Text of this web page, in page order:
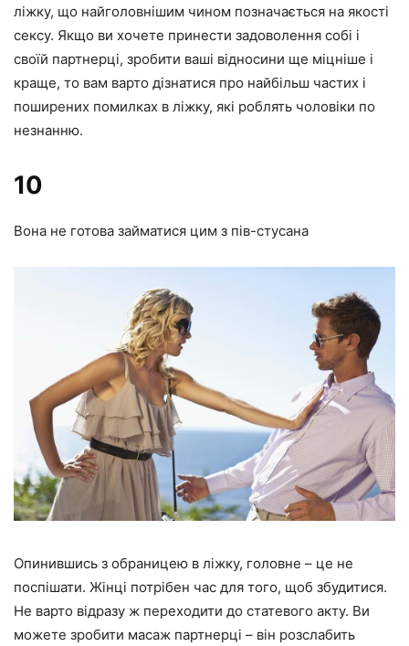
ліжку, що найголовнішим чином позначається на якості
сексу. Якщо ви хочете принести задоволення собі і
своїй партнерці, зробити ваші відносини ще міцніше і
краще, то вам варто дізнатися про найбільш частих і
поширених помилках в ліжку, які роблять чоловіки по
незнанню.
10
Вона не готова займатися цим з пів-стусана
Опинившись з обраницею в ліжку, головне – це не
поспішати. Жінці потрібен час для того, щоб збудитися.
Не варто відразу ж переходити до статевого акту. Ви
можете зробити масаж партнерці – він розслабить